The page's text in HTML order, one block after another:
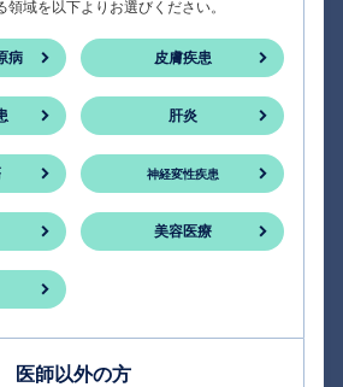
領域を以下よりお選びください。
病 皮膚疾患
肝炎
神経変性疾患
美容医療
医師以外の方